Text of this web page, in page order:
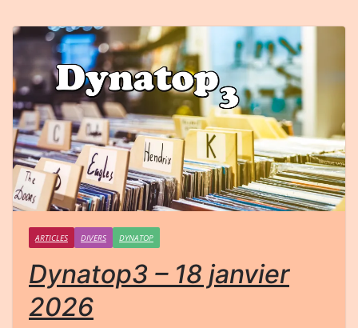
ARTICLES DIVERS DYNATOP
Dynatop3 – 18 janvier
2026